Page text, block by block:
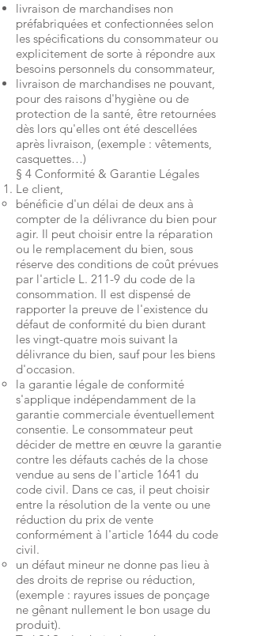
livraison de marchandises non
préfabriquées et confectionnées selon
les spécifications du consommateur ou
explicitement de sorte à répondre aux
besoins personnels du consommateur,
livraison de marchandises ne pouvant,
pour des raisons d'hygiène ou de
protection de la santé, être retournées
dès lors qu'elles ont été descellées
après livraison, (exemple : vêtements,
casquettes…)
§ 4 Conformité & Garantie Légales
Le client,
bénéficie d'un délai de deux ans à
compter de la délivrance du bien pour
agir. Il peut choisir entre la réparation
ou le remplacement du bien, sous
réserve des conditions de coût prévues
par l'article L. 211-9 du code de la
consommation. Il est dispensé de
rapporter la preuve de l'existence du
défaut de conformité du bien durant
les vingt-quatre mois suivant la
délivrance du bien, sauf pour les biens
d'occasion.
la garantie légale de conformité
s'applique indépendamment de la
garantie commerciale éventuellement
consentie. Le consommateur peut
décider de mettre en œuvre la garantie
contre les défauts cachés de la chose
vendue au sens de l'article 1641 du
code civil. Dans ce cas, il peut choisir
entre la résolution de la vente ou une
réduction du prix de vente
conformément à l'article 1644 du code
civil.
un défaut mineur ne donne pas lieu à
des droits de reprise ou réduction,
(exemple : rayures issues de ponçage
ne gênant nullement le bon usage du
produit).